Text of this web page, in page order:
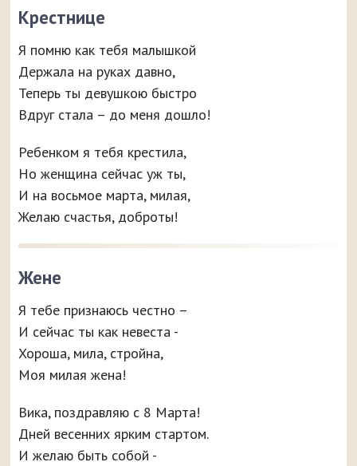
Крестнице
Я помню как тебя малышкой
Держала на руках давно,
Теперь ты девушкою быстро
Вдруг стала – до меня дошло!
Ребенком я тебя крестила,
Но женщина сейчас уж ты,
И на восьмое марта, милая,
Желаю счастья, доброты!
Жене
Я тебе признаюсь честно –
И сейчас ты как невеста -
Хороша, мила, стройна,
Моя милая жена!
Вика, поздравляю с 8 Марта!
Дней весенних ярким стартом.
И желаю быть собой -